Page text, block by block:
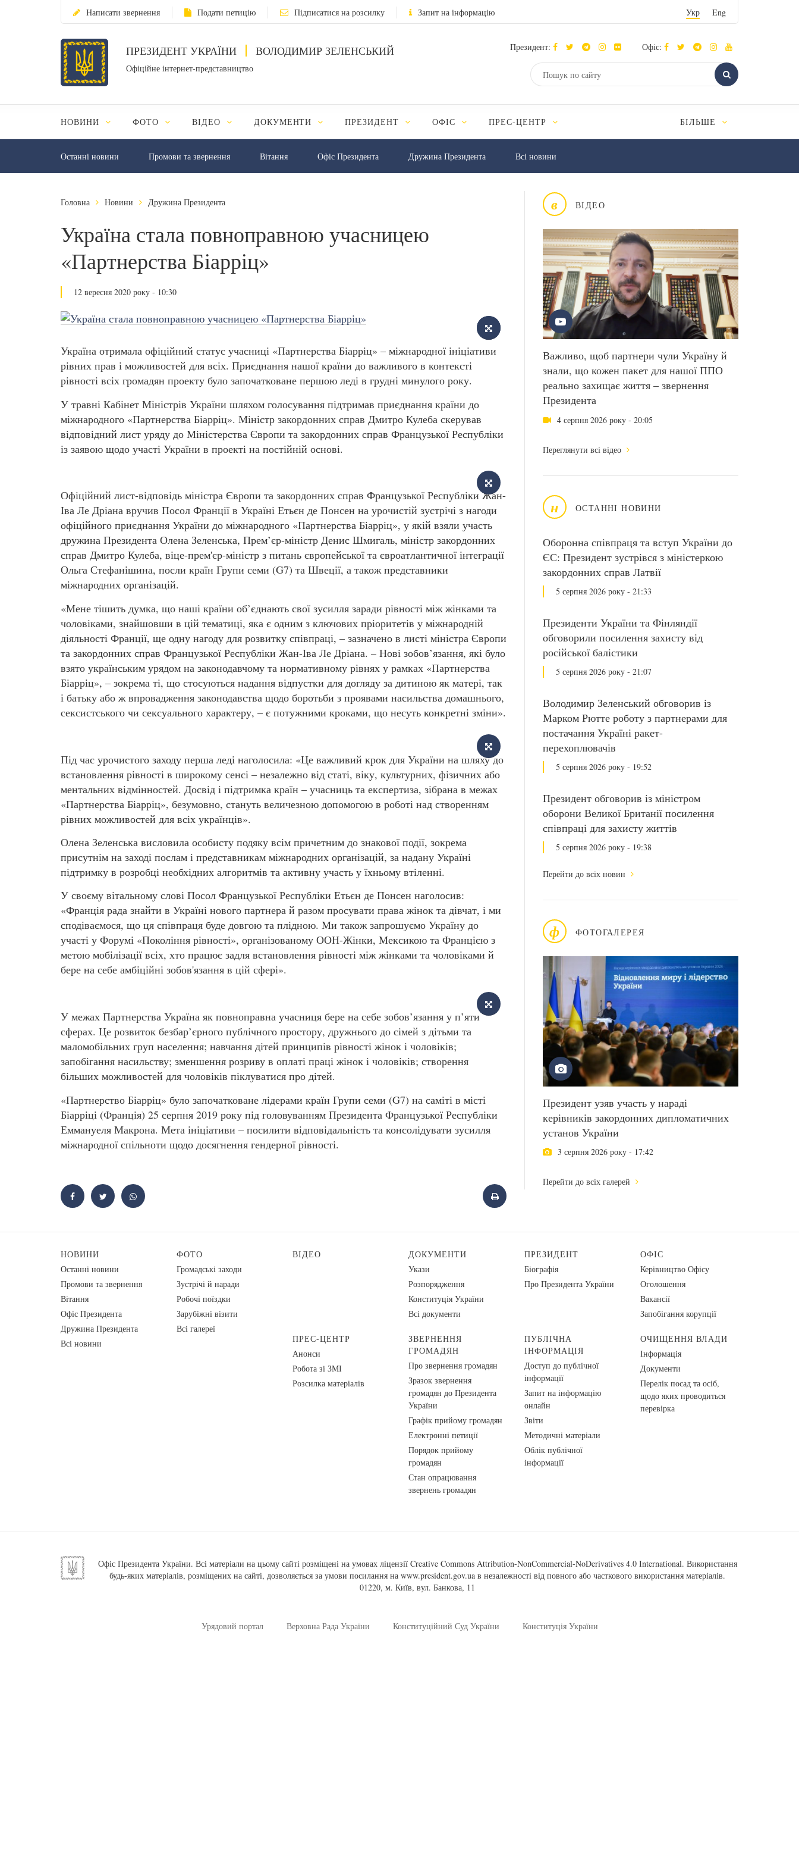
Написати звернення Подати петицію Підписатися на розсилку Запит на інформацію Укр Eng
ПРЕЗИДЕНТ УКРАЇНИ ВОЛОДИМИР ЗЕЛЕНСЬКИЙ
Офіційне інтернет-представництво
Президент: Офіс:
НОВИНИ ФОТО ВІДЕО ДОКУМЕНТИ ПРЕЗИДЕНТ ОФІС ПРЕС-ЦЕНТР БІЛЬШЕ
Останні новини Промови та звернення Вiтання Офіс Президента Дружина Президента Всі новини
в ВІДЕО
Важливо, щоб партнери чули Україну й
знали, що кожен пакет для нашої ППО
реально захищає життя – звернення
Президента
4 серпня 2026 року - 20:05
Переглянути всі відео
н ОСТАННІ НОВИНИ
Оборонна співпраця та вступ України до
ЄС: Президент зустрівся з міністеркою
закордонних справ Латвії
5 серпня 2026 року - 21:33
Президенти України та Фінляндії
обговорили посилення захисту від
російської балістики
5 серпня 2026 року - 21:07
Володимир Зеленський обговорив із
Марком Рютте роботу з партнерами для
постачання Україні ракет-
перехоплювачів
5 серпня 2026 року - 19:52
Президент обговорив із міністром
оборони Великої Британії посилення
співпраці для захисту життів
5 серпня 2026 року - 19:38
Перейти до всіх новин
ф ФОТОГАЛЕРЕЯ
Президент узяв участь у нараді
керівників закордонних дипломатичних
установ України
3 серпня 2026 року - 17:42
Перейти до всіх галерей
Головна Новини Дружина Президента
Україна стала повноправною учасницею
«Партнерства Біарріц»
12 вересня 2020 року - 10:30
Україна отримала офіційний статус учасниці «Партнерства Біарріц» – міжнародної ініціативи
рівних прав і можливостей для всіх. Приєднання нашої країни до важливого в контексті
рівності всіх громадян проекту було започатковане першою леді в грудні минулого року.
У травні Кабінет Міністрів України шляхом голосування підтримав приєднання країни до
міжнародного «Партнерства Біарріц». Міністр закордонних справ Дмитро Кулеба скерував
відповідний лист уряду до Міністерства Європи та закордонних справ Французької Республіки
із заявою щодо участі України в проекті на постійній основі.
Офіційний лист-відповідь міністра Європи та закордонних справ Французької Республіки Жан-
Іва Ле Дріана вручив Посол Франції в Україні Етьєн де Понсен на урочистій зустрічі з нагоди
офіційного приєднання України до міжнародного «Партнерства Біарріц», у якій взяли участь
дружина Президента Олена Зеленська, Прем’єр-міністр Денис Шмигаль, міністр закордонних
справ Дмитро Кулеба, віце-прем'єр-міністр з питань європейської та євроатлантичної інтеграції
Ольга Стефанішина, посли країн Групи семи (G7) та Швеції, а також представники
міжнародних організацій.
«Мене тішить думка, що наші країни об’єднають свої зусилля заради рівності між жінками та
чоловіками, знайшовши в цій тематиці, яка є одним з ключових пріоритетів у міжнародній
діяльності Франції, ще одну нагоду для розвитку співпраці, – зазначено в листі міністра Європи
та закордонних справ Французької Республіки Жан-Іва Ле Дріана. – Нові зобов’язання, які було
взято українським урядом на законодавчому та нормативному рівнях у рамках «Партнерства
Біарріц», – зокрема ті, що стосуються надання відпустки для догляду за дитиною як матері, так
і батьку або ж впровадження законодавства щодо боротьби з проявами насильства домашнього,
сексистського чи сексуального характеру, – є потужними кроками, що несуть конкретні зміни».
Під час урочистого заходу перша леді наголосила: «Це важливий крок для України на шляху до
встановлення рівності в широкому сенсі – незалежно від статі, віку, культурних, фізичних або
ментальних відмінностей. Досвід і підтримка країн – учасниць та експертиза, зібрана в межах
«Партнерства Біарріц», безумовно, стануть величезною допомогою в роботі над створенням
рівних можливостей для всіх українців».
Олена Зеленська висловила особисту подяку всім причетним до знакової події, зокрема
присутнім на заході послам і представникам міжнародних організацій, за надану Україні
підтримку в розробці необхідних алгоритмів та активну участь у їхньому втіленні.
У своєму вітальному слові Посол Французької Республіки Етьєн де Понсен наголосив:
«Франція рада знайти в Україні нового партнера й разом просувати права жінок та дівчат, і ми
сподіваємося, що ця співпраця буде довгою та плідною. Ми також запрошуємо Україну до
участі у Форумі «Покоління рівності», організованому ООН-Жінки, Мексикою та Францією з
метою мобілізації всіх, хто працює задля встановлення рівності між жінками та чоловіками й
бере на себе амбіційні зобов'язання в цій сфері».
У межах Партнерства Україна як повноправна учасниця бере на себе зобов’язання у п’яти
сферах. Це розвиток безбар’єрного публічного простору, дружнього до сімей з дітьми та
маломобільних груп населення; навчання дітей принципів рівності жінок і чоловіків;
запобігання насильству; зменшення розриву в оплаті праці жінок і чоловіків; створення
більших можливостей для чоловіків піклуватися про дітей.
«Партнерство Біарріц» було започатковане лідерами країн Групи семи (G7) на саміті в місті
Біарріці (Франція) 25 серпня 2019 року під головуванням Президента Французької Республіки
Еммануеля Макрона. Мета ініціативи – посилити відповідальність та консолідувати зусилля
міжнародної спільноти щодо досягнення гендерної рівності.
НОВИНИ
Останні новини
Промови та звернення
Вiтання
Офіс Президента
Дружина Президента
Всі новини
ФОТО
Громадські заходи
Зустрічі й наради
Робочі поїздки
Зарубіжні візити
Всі галереї
ВІДЕО
ДОКУМЕНТИ
Укази
Розпорядження
Конституція України
Всі документи
ПРЕЗИДЕНТ
Біографія
Про Президента України
ОФІС
Керівництво Офісу
Оголошення
Вакансії
Запобігання корупції
ПРЕС-ЦЕНТР
Анонси
Робота зі ЗМІ
Розсилка матеріалів
ЗВЕРНЕННЯ
ГРОМАДЯН
Про звернення громадян
Зразок звернення
громадян до Президента
України
Графік прийому громадян
Електронні петиції
Порядок прийому
громадян
Стан опрацювання
звернень громадян
ПУБЛІЧНА
ІНФОРМАЦІЯ
Доступ до публічної
інформації
Запит на інформацію
онлайн
Звіти
Методичні матеріали
Облік публічної
інформації
ОЧИЩЕННЯ ВЛАДИ
Інформація
Документи
Перелік посад та осіб,
щодо яких проводиться
перевірка
Офіс Президента України. Всі матеріали на цьому сайті розміщені на умовах ліцензії Creative Commons Attribution-NonCommercial-NoDerivatives 4.0 International. Використання
будь-яких матеріалів, розміщених на сайті, дозволяється за умови посилання на www.president.gov.ua в незалежності від повного або часткового використання матеріалів.
01220, м. Київ, вул. Банкова, 11
Урядовий портал Верховна Рада України Конституційний Суд України Конституція України